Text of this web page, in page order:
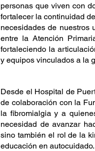
personas que viven con
fortalecer la continuidad
necesidades de nuestros
entre la Atención
fortaleciendo la
y equipos vinculados a la
Desde el Hospital de
de colaboración con la
la fibromialgia y a
necesidad de avanzar
sino también el rol de la
educación en autocuidado.